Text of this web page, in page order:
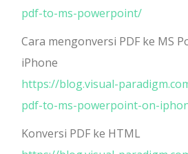
pdf-to-ms-powerpoint/
Cara mengonversi PDF ke MS
iPhone
https://blog.visual-
pdf-to-ms-powerpoint-on-
Konversi PDF ke HTML